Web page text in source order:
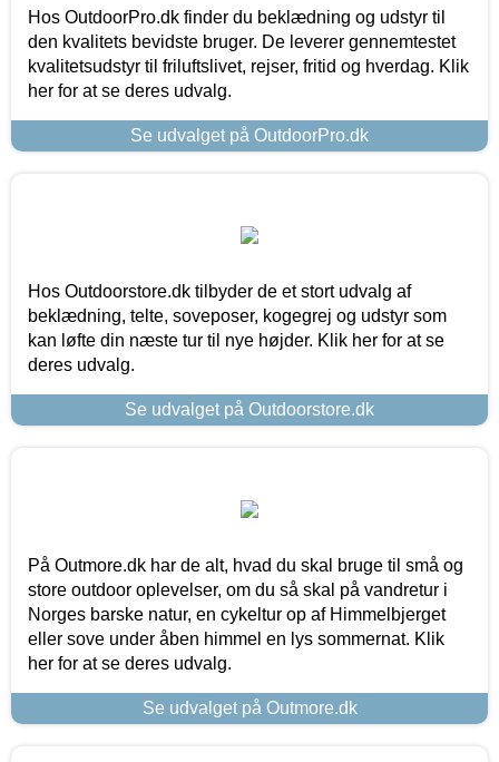
Hos OutdoorPro.dk finder du beklædning og udstyr til
den kvalitets bevidste bruger. De leverer gennemtestet
kvalitetsudstyr til friluftslivet, rejser, fritid og hverdag. Klik
her for at se deres udvalg.
Se udvalget på OutdoorPro.dk
Hos Outdoorstore.dk tilbyder de et stort udvalg af
beklædning, telte, soveposer, kogegrej og udstyr som
kan løfte din næste tur til nye højder. Klik her for at se
deres udvalg.
Se udvalget på Outdoorstore.dk
På Outmore.dk har de alt, hvad du skal bruge til små og
store outdoor oplevelser, om du så skal på vandretur i
Norges barske natur, en cykeltur op af Himmelbjerget
eller sove under åben himmel en lys sommernat. Klik
her for at se deres udvalg.
Se udvalget på Outmore.dk